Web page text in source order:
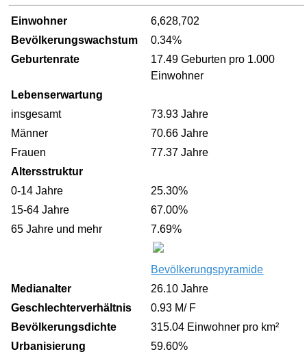
Einwohner
6,628,702
Bevölkerungswachstum
0.34%
Geburtenrate
17.49 Geburten pro 1.000
Einwohner
Lebenserwartung
insgesamt
73.93 Jahre
Männer
70.66 Jahre
Frauen
77.37 Jahre
Altersstruktur
0-14 Jahre
25.30%
15-64 Jahre
67.00%
65 Jahre und mehr
7.69%
Bevölkerungspyramide
Medianalter
26.10 Jahre
Geschlechterverhältnis
0.93 M/ F
Bevölkerungsdichte
315.04 Einwohner pro km²
Urbanisierung
59.60%